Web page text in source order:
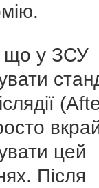
що у ЗСУ
цей
Після